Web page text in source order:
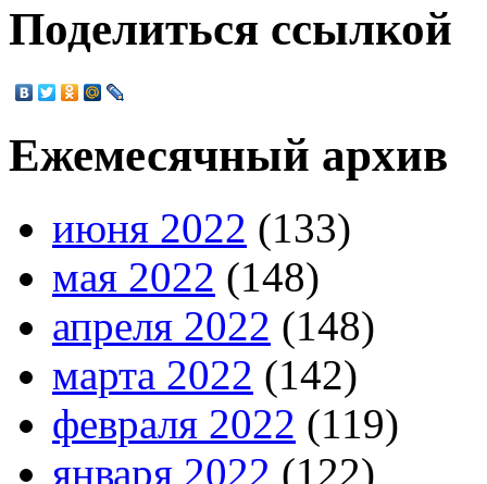
Поделиться ссылкой
Ежемесячный архив
июня 2022 (133)
мая 2022 (148)
апреля 2022 (148)
марта 2022 (142)
февраля 2022 (119)
января 2022 (122)